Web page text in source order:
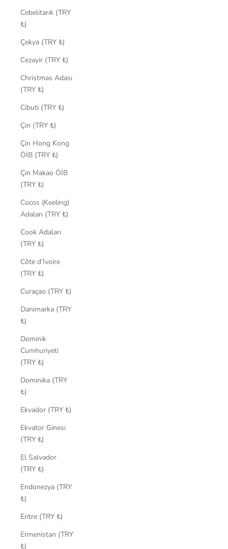
Cebelitarık (TRY
₺)
Çekya (TRY ₺)
Cezayir (TRY ₺)
Christmas Adası
(TRY ₺)
Cibuti (TRY ₺)
Çin (TRY ₺)
Çin Hong Kong
ÖİB (TRY ₺)
Çin Makao ÖİB
(TRY ₺)
Cocos (Keeling)
Adaları (TRY ₺)
Cook Adaları
(TRY ₺)
Côte d’Ivoire
(TRY ₺)
Curaçao (TRY ₺)
Danimarka (TRY
₺)
Dominik
Cumhuriyeti
(TRY ₺)
Dominika (TRY
₺)
Ekvador (TRY ₺)
Ekvator Ginesi
(TRY ₺)
El Salvador
(TRY ₺)
Endonezya (TRY
₺)
Eritre (TRY ₺)
Ermenistan (TRY
₺)